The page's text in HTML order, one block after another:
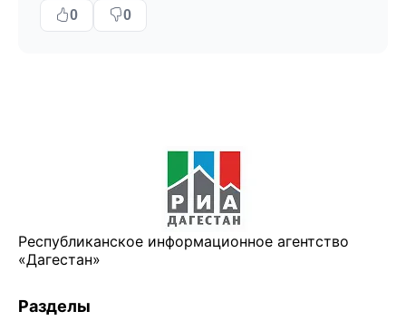
0 0
Республиканское информационное агентство
«Дагестан»
Разделы